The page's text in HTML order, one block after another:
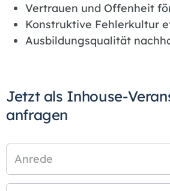
Vertrauen und Offenheit
Konstruktive Fehlerkultur
Ausbildungsqualität
Jetzt als Inhouse-
anfragen
Anrede